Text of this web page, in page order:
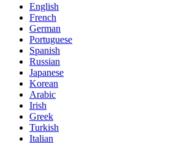
English
French
German
Portuguese
Spanish
Russian
Japanese
Korean
Arabic
Irish
Greek
Turkish
Italian